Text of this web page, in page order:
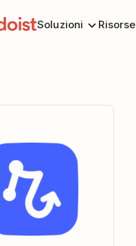
Soluzioni Risorse